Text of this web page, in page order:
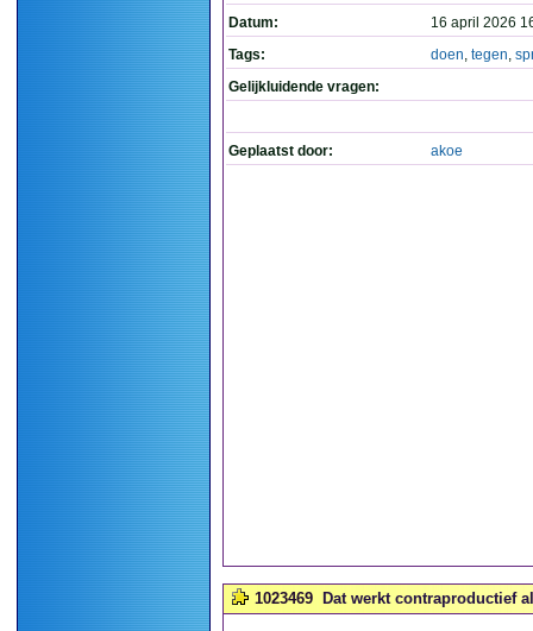
Datum:
16 april 2026
Tags:
doen, tegen,
Gelijkluidende vragen:
Geplaatst door: akoe
1023469 Dat werkt contraproductief